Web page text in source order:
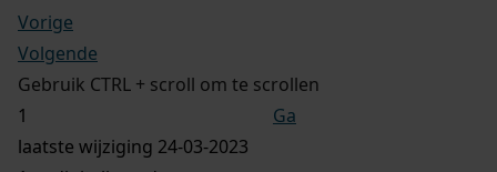
Vorige
Volgende
Gebruik CTRL + scroll om te scrollen
Ga
laatste wijziging 24-03-2023